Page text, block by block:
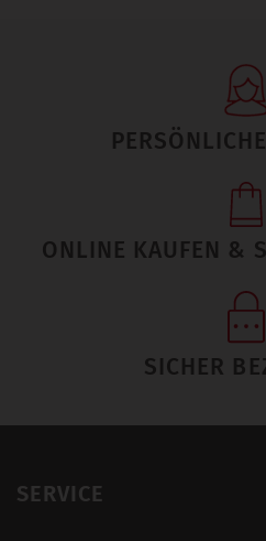
ONLINE KAUFEN &
SICHER
SERVICE